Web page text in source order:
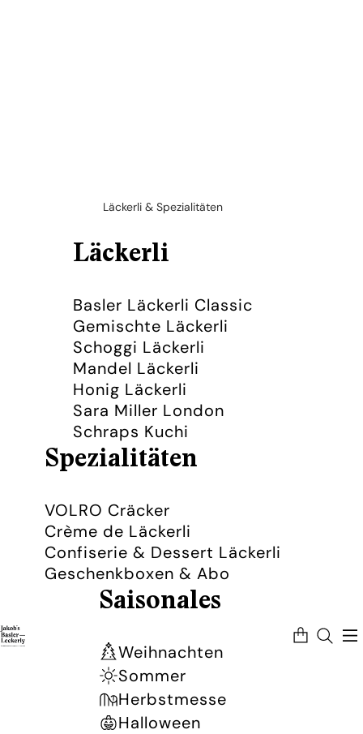
Läckerli & Spezialitäten
Läckerli
Basler Läckerli Classic
Gemischte Läckerli
Schoggi Läckerli
Mandel Läckerli
Honig Läckerli
Sara Miller London
Schraps Kuchi
Spezialitäten
VOLRO Cräcker
Crème de Läckerli
Confiserie & Dessert Läckerli
Geschenkboxen & Abo
Saisonales
Weihnachten
Sommer
Herbstmesse
Halloween
Artikel
im
Warenkorb